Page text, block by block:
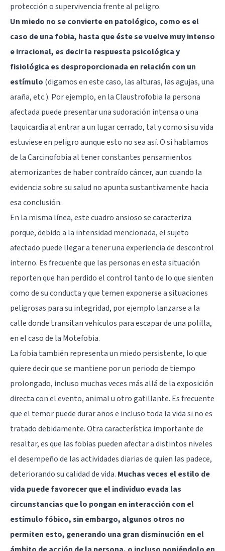
protección o supervivencia frente al peligro.
Un miedo no se convierte en patológico, como es el
caso de una fobia, hasta que éste se vuelve muy intenso
e irracional, es decir la respuesta psicológica y
fisiológica es desproporcionada en relación con un
estímulo (digamos en este caso, las alturas, las agujas, una
araña, etc.). Por ejemplo, en la Claustrofobia la persona
afectada puede presentar una sudoración intensa o una
taquicardia al entrar a un lugar cerrado, tal y como si su vida
estuviese en peligro aunque esto no sea así. O si hablamos
de la Carcinofobia al tener constantes pensamientos
atemorizantes de haber contraído cáncer, aun cuando la
evidencia sobre su salud no apunta sustantivamente hacia
esa conclusión.
En la misma línea, este cuadro ansioso se caracteriza
porque, debido a la intensidad mencionada, el sujeto
afectado puede llegar a tener una experiencia de descontrol
interno. Es frecuente que las personas en esta situación
reporten que han perdido el control tanto de lo que sienten
como de su conducta y que temen exponerse a situaciones
peligrosas para su integridad, por ejemplo lanzarse a la
calle donde transitan vehículos para escapar de una polilla,
en el caso de la Motefobia.
La fobia también representa un miedo persistente, lo que
quiere decir que se mantiene por un periodo de tiempo
prolongado, incluso muchas veces más allá de la exposición
directa con el evento, animal u otro gatillante. Es frecuente
que el temor puede durar años e incluso toda la vida si no es
tratado debidamente. Otra característica importante de
resaltar, es que las fobias pueden afectar a distintos niveles
el desempeño de las actividades diarias de quien las padece,
deteriorando su calidad de vida. Muchas veces el estilo de
vida puede favorecer que el individuo evada las
circunstancias que lo pongan en interacción con el
estímulo fóbico, sin embargo, algunos otros no
permiten esto, generando una gran disminución en el